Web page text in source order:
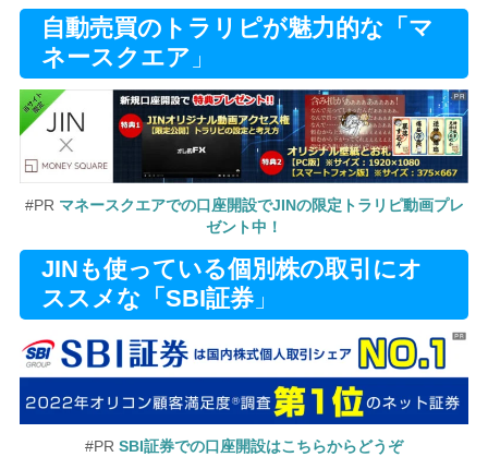
自動売買のトラリピが魅力的な「マ
ネースクエア 」
#PR マネースクエアでの口座開設でJINの限定トラリピ動画プレ
ゼント中！
JINも使っている個別株の取引にオ
ススメな「SBI証券」
#PR SBI証券での口座開設はこちらからどうぞ